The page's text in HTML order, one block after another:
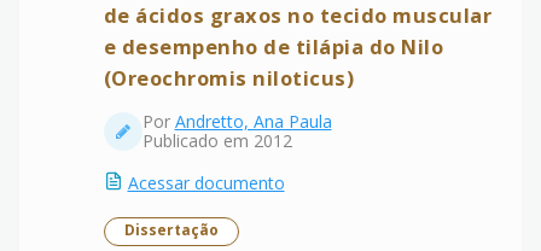
de ácidos graxos no tecido muscular
e desempenho de tilápia do Nilo
(Oreochromis niloticus)
Por Andretto, Ana Paula
Publicado em 2012
Acessar documento
Dissertação